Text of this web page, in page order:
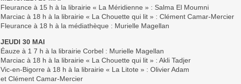
Fleurance à 15 h à la librairie « La Méridienne » : Salma El Moumni
Marciac à 18 h à la librairie « La Chouette qui lit » : Clément Camar-Mercier
Fleurance à 18 h à la médiathèque : Murielle Magellan
JEUDI 30 MAI
Éauze à 1 7 h à la librairie Corbel : Murielle Magellan
Marciac à 18 h à la librairie « La Chouette qui lit » : Akli Tadjer
Vic-en-Bigorre à 18 h à la librairie « La Litote » : Olivier Adam
et Clément Camar-Mercier